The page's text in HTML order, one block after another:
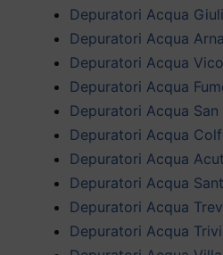
Depuratori Acqua
Depuratori Acqua
Depuratori Acqua
Depuratori Acqua
Depuratori Acqua
Depuratori Acqua
Depuratori Acqua
Depuratori Acqua
Depuratori Acqua
Depuratori Acqua